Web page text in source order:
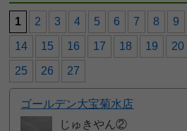
1 2 3 4 5 6 7 8 9
14 15 16 17 18 19 20
25 26 27
ゴールデン大宝菊水店
じゅきやん②